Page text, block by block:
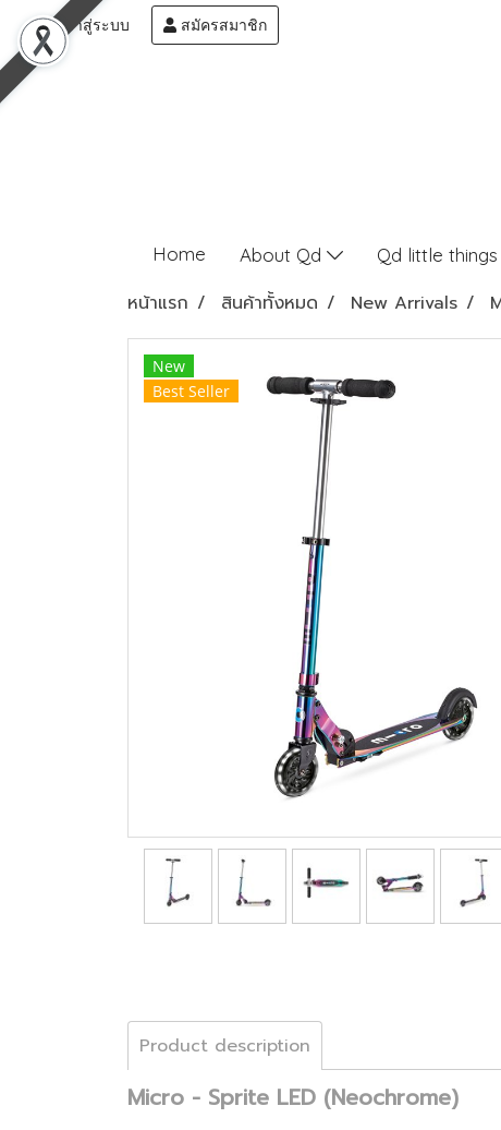
เข้าสู่ระบบ สมัครสมาชิก
Home About Qd Qd little things
หน้าแรก สินค้าทั้งหมด New Arrivals
New
Best Seller
Product description
Micro - Sprite LED (Neochrome)